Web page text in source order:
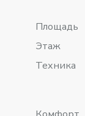
Площадь
Этаж
Техника